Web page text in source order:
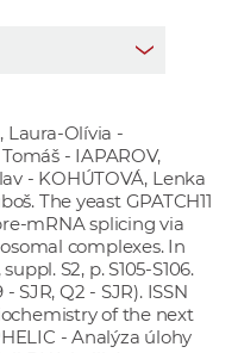
Laura-Olívia -
- IAPAROV,
- KOHÚTOVÁ, Lenka
The yeast GPATCH11
mRNA splicing via
complexes. In
S2, p. S105-S106.
SJR, Q2 - SJR). ISSN
of the next
- Analýza úlohy